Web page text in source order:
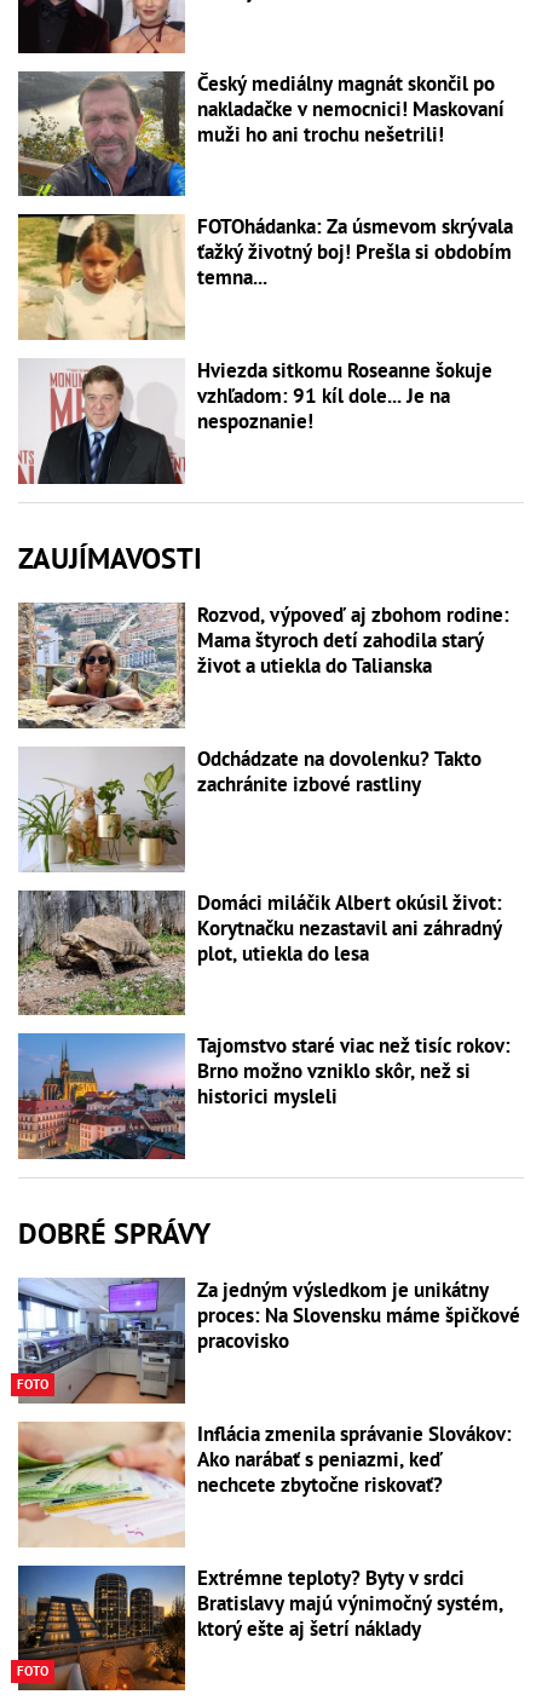
Český mediálny magnát skončil po
nakladačke v nemocnici! Maskovaní
muži ho ani trochu nešetrili!
FOTOhádanka: Za úsmevom skrývala
ťažký životný boj! Prešla si obdobím
temna...
Hviezda sitkomu Roseanne šokuje
vzhľadom: 91 kíl dole... Je na
nespoznanie!
ZAUJÍMAVOSTI
Rozvod, výpoveď aj zbohom rodine:
Mama štyroch detí zahodila starý
život a utiekla do Talianska
Odchádzate na dovolenku? Takto
zachránite izbové rastliny
Domáci miláčik Albert okúsil život:
Korytnačku nezastavil ani záhradný
plot, utiekla do lesa
Tajomstvo staré viac než tisíc rokov:
Brno možno vzniklo skôr, než si
historici mysleli
DOBRÉ SPRÁVY
FOTO
Za jedným výsledkom je unikátny
proces: Na Slovensku máme špičkové
pracovisko
Inflácia zmenila správanie Slovákov:
Ako narábať s peniazmi, keď
nechcete zbytočne riskovať?
FOTO
Extrémne teploty? Byty v srdci
Bratislavy majú výnimočný systém,
ktorý ešte aj šetrí náklady